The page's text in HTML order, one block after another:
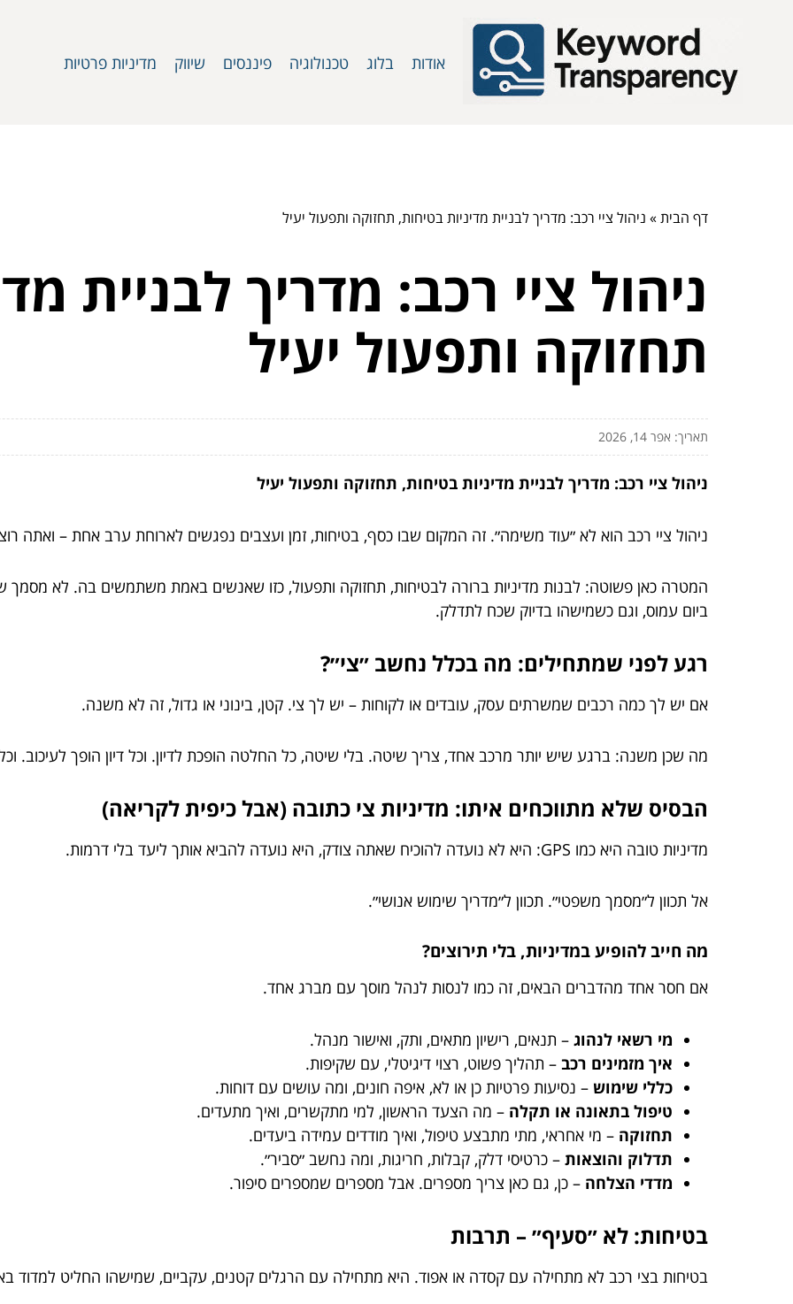
אודות בלוג טכנולוגיה פיננסים שיווק מדיניות פרטיות
דף הבית» ניהול ציי רכב: מדריך לבניית מדיניות בטיחות, תחזוקה ותפעול יעיל
ניהול ציי רכב: מדריך לבניית
תחזוקה ותפעול יעיל
תאריך: אפר 14, 2026
ניהול ציי רכב: מדריך לבניית מדיניות בטיחות, תחזוקה ותפעול יעיל
ניהול ציי רכב הוא לא ״עוד משימה״. זה המקום שבו כסף, בטיחות, זמן ועצבים נפגשים לארוחת ערב אחת – ואתה
המטרה כאן פשוטה: לבנות מדיניות ברורה לבטיחות, תחזוקה ותפעול, כזו שאנשים באמת משתמשים בה. לא
ביום עמוס, וגם כשמישהו בדיוק שכח לתדלק.
רגע לפני שמתחילים: מה בכלל נחשב ״צי״?
אם יש לך כמה רכבים שמשרתים עסק, עובדים או לקוחות – יש לך צי. קטן, בינוני או גדול, זה לא משנה.
מה שכן משנה: ברגע שיש יותר מרכב אחד, צריך שיטה. בלי שיטה, כל החלטה הופכת לדיון. וכל דיון הופך לעיכוב.
הבסיס שלא מתווכחים איתו: מדיניות צי כתובה (אבל כיפית לקריאה)
מדיניות טובה היא כמו GPS: היא לא נועדה להוכיח שאתה צודק, היא נועדה להביא אותך ליעד בלי דרמות.
אל תכוון ל״מסמך משפטי״. תכוון ל״מדריך שימוש אנושי״.
מה חייב להופיע במדיניות, בלי תירוצים?
אם חסר אחד מהדברים הבאים, זה כמו לנסות לנהל מוסך עם מברג אחד.
מי רשאי לנהוג – תנאים, רישיון מתאים, ותק, ואישור מנהל.
איך מזמינים רכב – תהליך פשוט, רצוי דיגיטלי, עם שקיפות.
כללי שימוש – נסיעות פרטיות כן או לא, איפה חונים, ומה עושים עם דוחות.
טיפול בתאונה או תקלה – מה הצעד הראשון, למי מתקשרים, ואיך מתעדים.
תחזוקה – מי אחראי, מתי מתבצע טיפול, ואיך מודדים עמידה ביעדים.
תדלוק והוצאות – כרטיסי דלק, קבלות, חריגות, ומה נחשב ״סביר״.
מדדי הצלחה – כן, גם כאן צריך מספרים. אבל מספרים שמספרים סיפור.
בטיחות: לא ״סעיף״ – תרבות
בטיחות בצי רכב לא מתחילה עם קסדה או אפוד. היא מתחילה עם הרגלים קטנים, עקביים, שמישהו החליט למדוד